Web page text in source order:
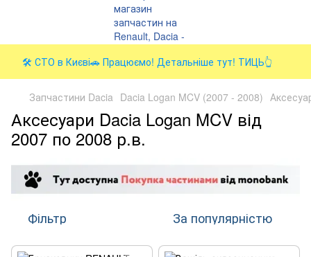
🛠️ СТО в Києві🚗 Працюємо! Детальніше тут! ТИЦЬ👆
Запчастини Dacia Dacia Logan MCV (2007 - 2008)
Аксесуари Dacia Logan MCV від
2007 по 2008 р.в.
Фільтр За популярністю